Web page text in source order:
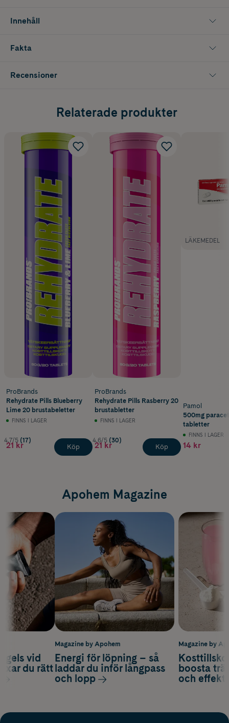
Innehåll
Fakta
Recensioner
Relaterade produkter
ProBrands
Rehydrate Pills Blueberry
Lime 20 brustabeletter
FINNS I LAGER
4.7/5 (17)
21 kr Köp
ProBrands
Rehydrate Pills Rasberry 20
brustabletter
FINNS I LAGER
4.6/5 (30)
21 kr Köp
LÄKEMEDEL
Pamol
500mg
tabletter
FINNS I LAGER
14 kr
Apohem Magazine
Magazine by
boosta
och
gels vid
du rätt
Magazine by Apohem
Energi för löpning – så
laddar du inför långpass
och lopp